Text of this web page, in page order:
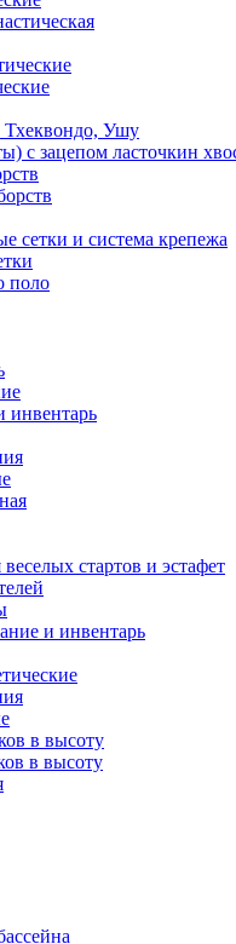
Ушу
с зацепом ласточкин
сетки и система крепежа
поло
инвентарь
стартов и эстафет
и инвентарь
в высоту
в высоту